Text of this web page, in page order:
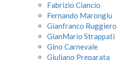
Fabrizio Ciancio
Fernando Marongiu
Gianfranco Ruggiero
GianMario Strappati
Gino Carnevale
Giuliano Preparata